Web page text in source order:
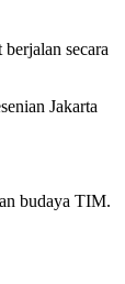
secara
Jakarta
budaya TIM.